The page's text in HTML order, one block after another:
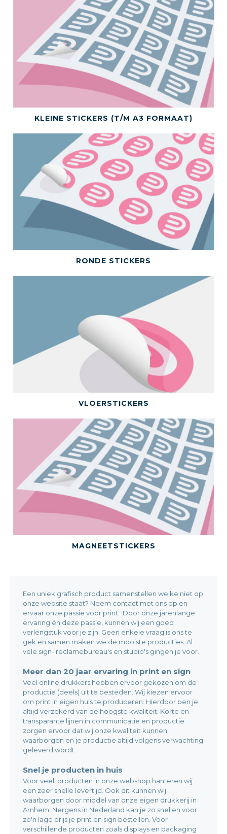
BEKIJK DIT PRODUCT
KLEINE STICKERS (T/M A3 FORMAAT)
BEKIJK DIT PRODUCT
RONDE STICKERS
BEKIJK DIT PRODUCT
VLOERSTICKERS
BEKIJK DIT PRODUCT
MAGNEETSTICKERS
Een uniek grafisch product samenstellen welke niet op
onze website staat? Neem contact met ons op en
ervaar onze passie voor print. Door onze jarenlange
ervaring én deze passie, kunnen wij een goed
verlengstuk voor je zijn. Geen enkele vraag is ons te
gek en samen maken we de mooiste producties. Al
vele sign- reclamebureau's en studio's gingen je voor.
Meer dan 20 jaar ervaring in print en sign
Veel online drukkers hebben ervoor gekozen om de
productie (deels) uit te besteden. Wij kiezen ervoor
om print in eigen huis te produceren. Hierdoor ben je
altijd verzekerd van de hoogste kwaliteit. Korte en
transparante lijnen in communicatie en productie
zorgen ervoor dat wij onze kwaliteit kunnen
waarborgen en je productie altijd volgens verwachting
geleverd wordt.
Snel je producten in huis
Voor veel producten in onze webshop hanteren wij
een zeer snelle levertijd. Ook dit kunnen wij
waarborgen door middel van onze eigen drukkerij in
Arnhem. Nergens in Nederland kan je zo snel en voor
zo'n lage prijs je print en sign bestellen. Voor
verschillende producten zoals displays en packaging